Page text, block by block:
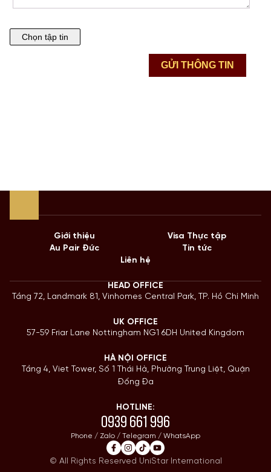
Giới thiệu
Visa Thực tập
Au Pair Đức
Tin tức
Liên hệ
HEAD OFFICE
Tầng 72, Landmark 81, Vinhomes Central Park, TP. Hồ Chí Minh
UK OFFICE
57-59 Friar Lane Nottingham NG1 6DH United Kingdom
HÀ NỘI OFFICE
Tầng 4, Viet Tower, Số 1 Thái Hà, Phường Trung Liệt, Quận
Đống Đa
HOTLINE:
0939 661 996
Phone / Zalo / Telegram / WhatsApp
© All Rights Reserved UniStar International